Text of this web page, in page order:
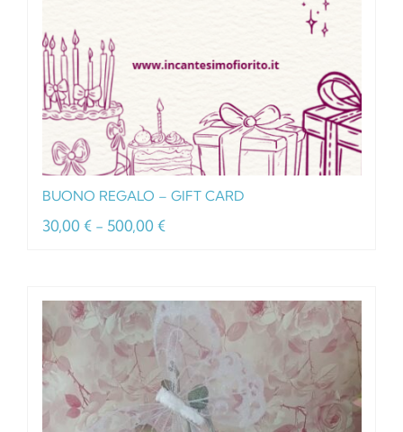
BUONO REGALO – GIFT CARD
30,00 € - 500,00 €Fascia
30,00 €
a
500,00 €